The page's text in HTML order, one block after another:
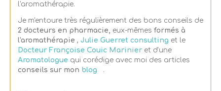
l'aromathérapie.
Je m'entoure très régulièrement des bons conseils de
2 docteurs en pharmacie, eux-mêmes formés à
l'aromathérapie , Julie Guerret consulting et le
Docteur Françoise Couic Marinier et d'une
Aromatologue qui corédige avec moi des articles
conseils sur mon blog .